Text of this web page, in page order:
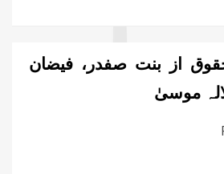
از بنت صفدر، فیضان
موسیٰ